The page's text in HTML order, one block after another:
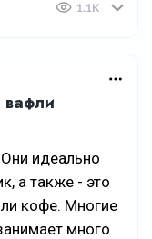
1.1K
вафли
идеально
а также - это
кофе. Многие
много